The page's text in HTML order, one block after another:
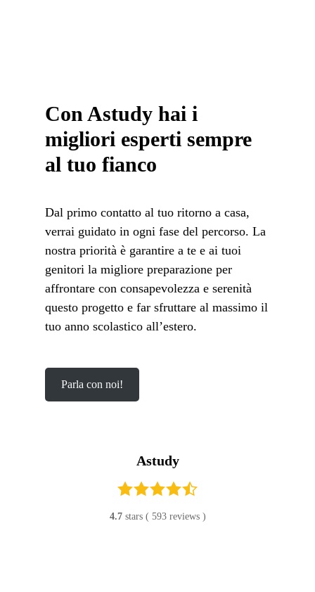
Con Astudy hai i
migliori esperti sempre
al tuo fianco
Dal primo contatto al tuo ritorno a casa,
verrai guidato in ogni fase del percorso. La
nostra priorità è garantire a te e ai tuoi
genitori la migliore preparazione per
affrontare con consapevolezza e serenità
questo progetto e far sfruttare al massimo il
tuo anno scolastico all’estero.
Parla con noi!
Astudy
4.7stars ( 593 reviews )